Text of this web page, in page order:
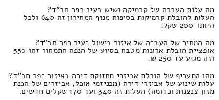
מה עלות העברה של קרמיקה ושיש בעיר כפר חב"ד?
העלות להובלת קרמיקות בסיפוח מנוף המחירון זה 640 ולכל
היותר 200 שקל.
מה המחיר של העברה של איזור בישול בעיר כפר חב"ד?
אופציית הובלת ארונות מטבח בסיוע של הנפה התמחור זהו 550
וזה מגיע עד 250 ₪.
מהו התעריף של הובלת אביזרי תחזוקת דירה באיזור כפר חב"ד?
עלות שינוע של אביזרי דירה (מכניזמי אוכל, אביזרים של הכנת
מזון צנצנות וכדומה) העלות זה 340 ועד 170 שקלים חדשים.